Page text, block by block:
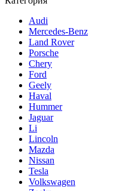
Audi
Mercedes-Benz
Land Rover
Porsche
Chery
Ford
Geely
Haval
Hummer
Jaguar
Li
Lincoln
Mazda
Nissan
Tesla
Volkswagen